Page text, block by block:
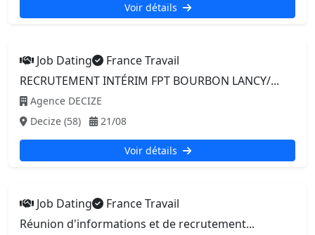
Voir détails
Job Dating
France Travail
RECRUTEMENT INTÉRIM FPT BOURBON LANCY/...
Agence DECIZE
Decize (58)
21/08
Voir détails
Job Dating
France Travail
Réunion d'informations et de recrutement...